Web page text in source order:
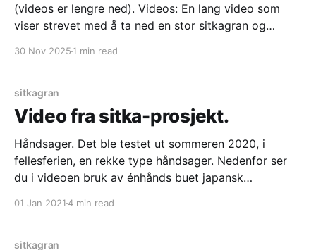
(videos er lengre ned). Videos: En lang video som
viser strevet med å ta ned en stor sitkagran og
30 Nov 2025 1 min read
sitkagran
Video fra sitka-prosjekt.
Håndsager. Det ble testet ut sommeren 2020, i
fellesferien, en rekke type håndsager. Nedenfor ser
du i videoen bruk av énhånds buet japansk
Lurøyfjellet. I videoen ser man tiltak
01 Jan 20214 min read
sitkagran